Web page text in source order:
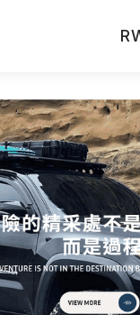
電子信箱※
公司電話